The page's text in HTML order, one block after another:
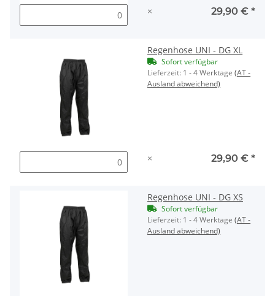
× 29,90 € *
Regenhose UNI - DG XL
Sofort verfügbar
Lieferzeit: 1 - 4 Werktage (AT -
Ausland abweichend)
× 29,90 € *
Regenhose UNI - DG XS
Sofort verfügbar
Lieferzeit: 1 - 4 Werktage (AT -
Ausland abweichend)